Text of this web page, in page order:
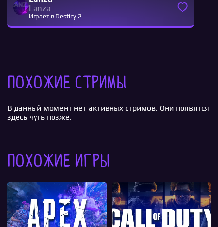
Lanza
Играет в Destiny 2
Похожие стримы
В данный момент нет активных стримов. Они появятся
здесь чуть позже.
Похожие игры